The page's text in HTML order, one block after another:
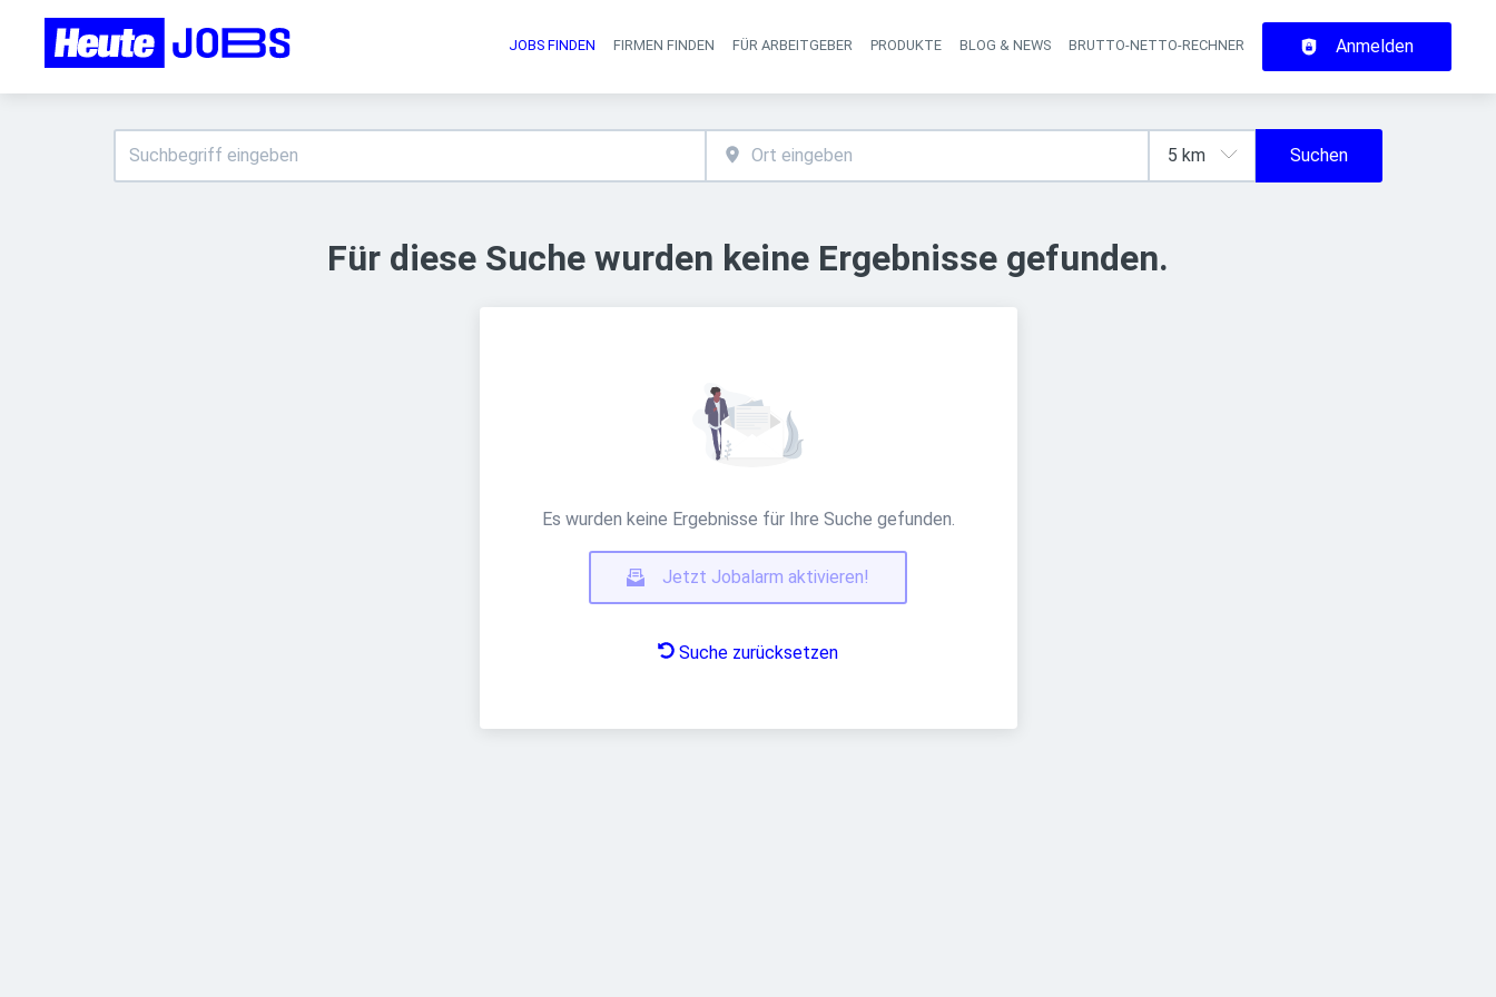
Haupt-Navigation
JOBS FINDEN FIRMEN FINDEN FÜR ARBEITGEBER PRODUKTE BLOG & NEWS BRUTTO-NETTO-RECHNER Anmelden
Suchen
Für diese Suche wurden keine Ergebnisse gefunden.
Es wurden keine Ergebnisse für Ihre Suche gefunden.
Jetzt Jobalarm aktivieren!
Suche zurücksetzen